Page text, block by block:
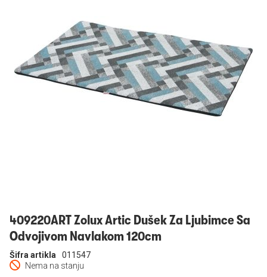
409220ART Zolux Artic Dušek Za Ljubimce Sa
Odvojivom Navlakom 120cm
Nema na stanju
Šifra artikla 011547